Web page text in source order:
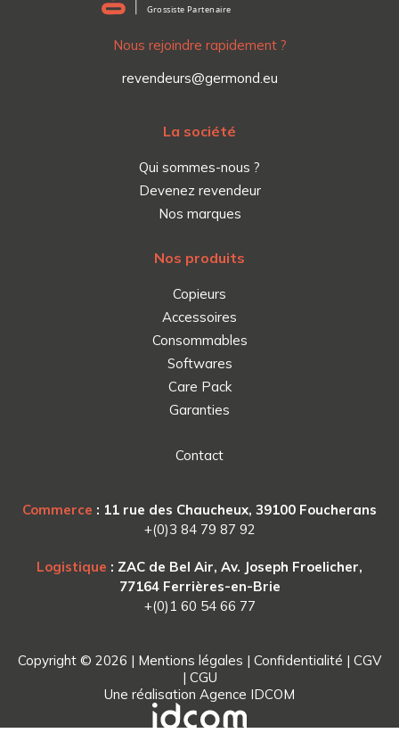
Nous rejoindre rapidement ?
revendeurs@germond.eu
La société
Qui sommes-nous ?
Devenez revendeur
Nos marques
Nos produits
Copieurs
Accessoires
Consommables
Softwares
Care Pack
Garanties
Contact
Commerce : 11 rue des Chaucheux, 39100 Foucherans
+(0)3 84 79 87 92
Logistique : ZAC de Bel Air, Av. Joseph Froelicher,
77164 Ferrières-en-Brie
+(0)1 60 54 66 77
Copyright © 2026 | Mentions légales | Confidentialité | CGV
| CGU
Une réalisation Agence IDCOM